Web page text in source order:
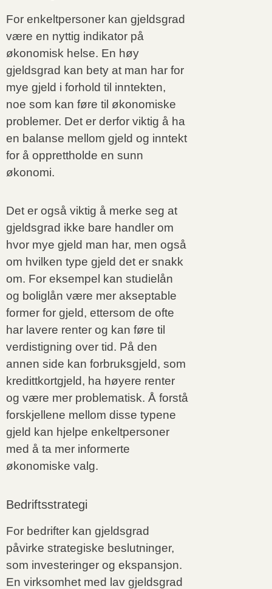
For enkeltpersoner kan gjeldsgrad
være en nyttig indikator på
økonomisk helse. En høy
gjeldsgrad kan bety at man har for
mye gjeld i forhold til inntekten,
noe som kan føre til økonomiske
problemer. Det er derfor viktig å ha
en balanse mellom gjeld og inntekt
for å opprettholde en sunn
økonomi.
Det er også viktig å merke seg at
gjeldsgrad ikke bare handler om
hvor mye gjeld man har, men også
om hvilken type gjeld det er snakk
om. For eksempel kan studielån
og boliglån være mer akseptable
former for gjeld, ettersom de ofte
har lavere renter og kan føre til
verdistigning over tid. På den
annen side kan forbruksgjeld, som
kredittkortgjeld, ha høyere renter
og være mer problematisk. Å forstå
forskjellene mellom disse typene
gjeld kan hjelpe enkeltpersoner
med å ta mer informerte
økonomiske valg.
Bedriftsstrategi
For bedrifter kan gjeldsgrad
påvirke strategiske beslutninger,
som investeringer og ekspansjon.
En virksomhet med lav gjeldsgrad